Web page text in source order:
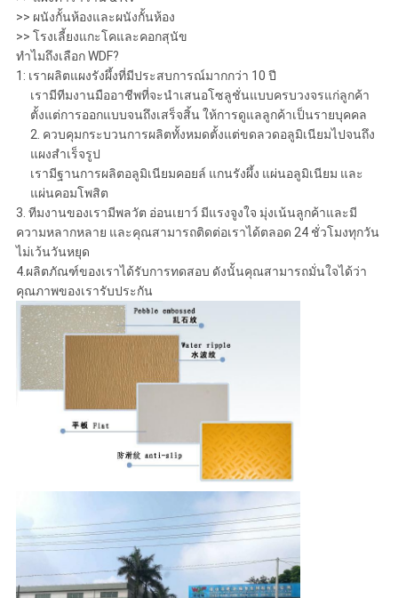
>> ผนังกั้นห้องและผนังกั้นห้อง
>> โรงเลี้ยงแกะโคและคอกสุนัข
ทำไมถึงเลือก WDF?
1: เราผลิตแผงรังผึ้งที่มีประสบการณ์มากกว่า 10 ปี
เรามีทีมงานมืออาชีพที่จะนำเสนอโซลูชั่นแบบครบวงจรแก่ลูกค้า
ตั้งแต่การออกแบบจนถึงเสร็จสิ้น ให้การดูแลลูกค้าเป็นรายบุคคล
2. ควบคุมกระบวนการผลิตทั้งหมดตั้งแต่ขดลวดอลูมิเนียมไปจนถึง
แผงสำเร็จรูป
เรามีฐานการผลิตอลูมิเนียมคอยล์ แกนรังผึ้ง แผ่นอลูมิเนียม และ
แผ่นคอมโพสิต
3. ทีมงานของเรามีพลวัต อ่อนเยาว์ มีแรงจูงใจ มุ่งเน้นลูกค้าและมี
ความหลากหลาย และคุณสามารถติดต่อเราได้ตลอด 24 ชั่วโมงทุกวัน
ไม่เว้นวันหยุด
4.ผลิตภัณฑ์ของเราได้รับการทดสอบ ดังนั้นคุณสามารถมั่นใจได้ว่า
คุณภาพของเรารับประกัน